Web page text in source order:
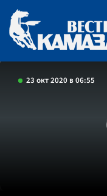
23 окт 2020 в 06:55